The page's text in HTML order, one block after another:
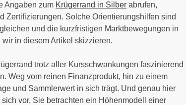
Angaben zum Krügerrand in Silber abrufen,
Zertifizierungen. Solche Orientierungshilfen sind
und die kurzfristigen Marktbewegungen in
in diesem Artikel skizzieren.
trotz aller Kursschwankungen faszinierend
Weg vom reinen Finanzprodukt, hin zu einem
und Sammlerwert in sich trägt. Und genau hier
vor, Sie betrachten ein Höhenmodell einer